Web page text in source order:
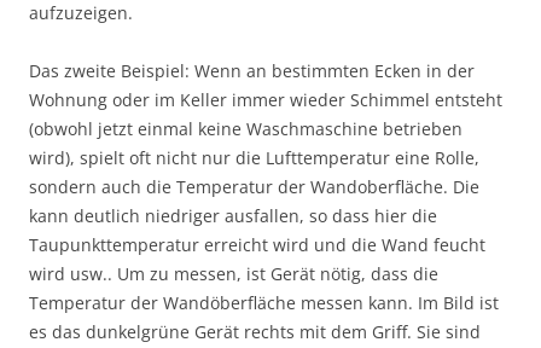
aufzuzeigen.
Das zweite Beispiel: Wenn an bestimmten Ecken in der
Wohnung oder im Keller immer wieder Schimmel entsteht
(obwohl jetzt einmal keine Waschmaschine betrieben
wird), spielt oft nicht nur die Lufttemperatur eine Rolle,
sondern auch die Temperatur der Wandoberfläche. Die
kann deutlich niedriger ausfallen, so dass hier die
Taupunkttemperatur erreicht wird und die Wand feucht
wird usw.. Um zu messen, ist Gerät nötig, dass die
Temperatur der Wandöberfläche messen kann. Im Bild ist
es das dunkelgrüne Gerät rechts mit dem Griff. Sie sind